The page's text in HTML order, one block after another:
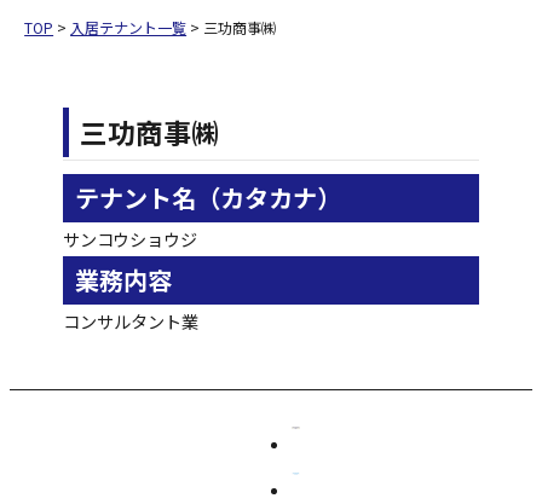
TOP > 入居テナント一覧 > 三功商事㈱
三功商事㈱
テナント名（カタカナ）
サンコウショウジ
業務内容
コンサルタント業